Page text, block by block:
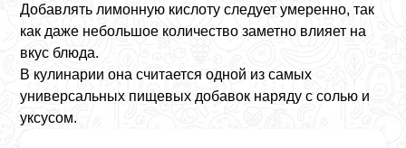
Добавлять лимонную кислоту следует умеренно, так
как даже небольшое количество заметно влияет на
вкус блюда.
В кулинарии она считается одной из самых
универсальных пищевых добавок наряду с солью и
уксусом.